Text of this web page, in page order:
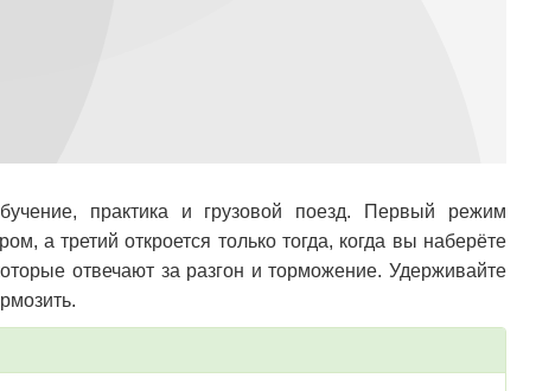
практика и грузовой поезд. Первый режим
а третий откроется только тогда, когда вы наберёте
отвечают за разгон и торможение. Удерживайте